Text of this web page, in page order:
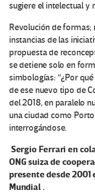
sugiere el intelectual y
Revolución de
instancias de las
propuesta de
se detiene solo en
simbologías: “¿Por
de ese nuevo tipo de
del 2018, en paralelo
una ciudad como
interrogándose.
Sergio Ferrari en
ONG suiza de
presente desde 2001
Mundial .